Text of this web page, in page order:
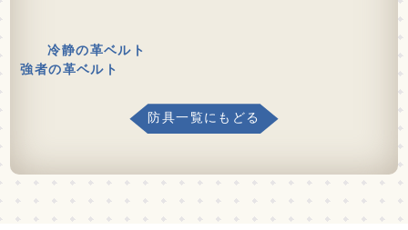
冷静の革ベルト
強者の革ベルト
防具一覧にもどる